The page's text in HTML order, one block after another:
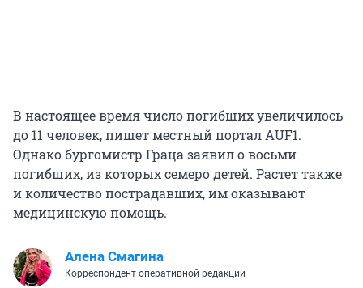
В настоящее время число погибших увеличилось
до 11 человек, пишет местный портал AUF1.
Однако бургомистр Граца заявил о восьми
погибших, из которых семеро детей. Растет также
и количество пострадавших, им оказывают
медицинскую помощь.
Алена Смагина
Корреспондент оперативной редакции